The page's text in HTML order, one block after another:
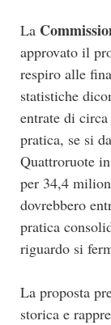
La
approvato il
respiro alle
statistiche
entrate di
pratica, se si
Quattroruote
per 34,4
dovrebbero
pratica
riguardo si
La proposta
storica e